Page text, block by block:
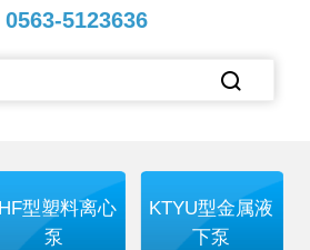
0563-5123636
IHF型塑料离心
泵
KTYU型金属液
下泵